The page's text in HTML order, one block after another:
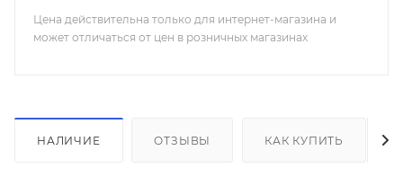
Цена действительна только для интернет-магазина и
может отличаться от цен в розничных магазинах
НАЛИЧИЕ ОТЗЫВЫ КАК КУПИТЬ